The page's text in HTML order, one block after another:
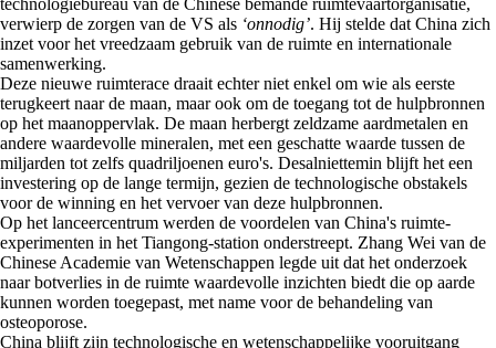
technologiebureau van de Chinese bemande ruimtevaartorganisatie,
verwierp de zorgen van de VS als ‘onnodig’. Hij stelde dat China zich
inzet voor het vreedzaam gebruik van de ruimte en internationale
samenwerking.
Deze nieuwe ruimterace draait echter niet enkel om wie als eerste
terugkeert naar de maan, maar ook om de toegang tot de hulpbronnen
op het maanoppervlak. De maan herbergt zeldzame aardmetalen en
andere waardevolle mineralen, met een geschatte waarde tussen de
miljarden tot zelfs quadriljoenen euro's. Desalniettemin blijft het een
investering op de lange termijn, gezien de technologische obstakels
voor de winning en het vervoer van deze hulpbronnen.
Op het lanceercentrum werden de voordelen van China's ruimte-
experimenten in het Tiangong-station onderstreept. Zhang Wei van de
Chinese Academie van Wetenschappen legde uit dat het onderzoek
naar botverlies in de ruimte waardevolle inzichten biedt die op aarde
kunnen worden toegepast, met name voor de behandeling van
osteoporose.
China blijft zijn technologische en wetenschappelijke vooruitgang